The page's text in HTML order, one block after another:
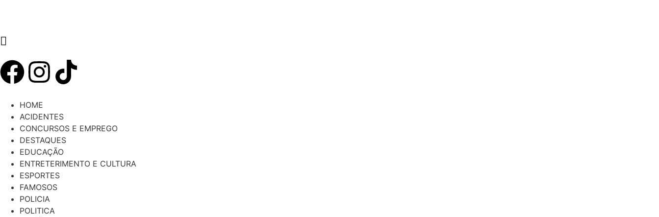
HOME
ACIDENTES
CONCURSOS E EMPREGO
DESTAQUES
EDUCAÇÃO
ENTRETERIMENTO E CULTURA
ESPORTES
FAMOSOS
POLICIA
POLITICA